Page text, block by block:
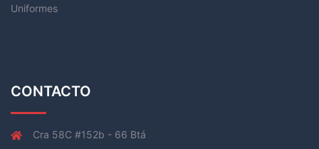
Uniformes
CONTACTO
Cra 58C #152b - 66 Btá